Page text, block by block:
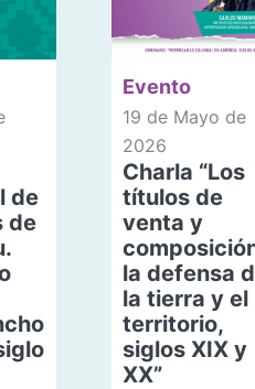
de
de
Evento
19 de Mayo de
2026
Charla “Los
títulos de
venta y
la defensa
la tierra y el
territorio,
siglos XIX y
XX”